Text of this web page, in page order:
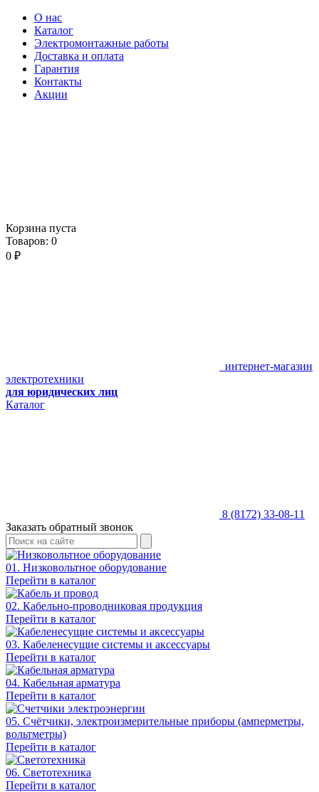
О нас
Каталог
Электромонтажные работы
Доставка и оплата
Гарантия
Контакты
Акции
Корзина пуста
Товаров: 0
0 ₽
интернет-магазин
электротехники
для юридических лиц
Каталог
8 (8172) 33-08-11
Заказать обратный звонок
01. Низковольтное оборудование
Перейти в каталог
02. Кабельно-проводниковая продукция
Перейти в каталог
03. Кабеленесущие системы и аксессуары
Перейти в каталог
04. Кабельная арматура
Перейти в каталог
05. Счётчики, электроизмерительные приборы (амперметры,
вольтметры)
Перейти в каталог
06. Светотехника
Перейти в каталог